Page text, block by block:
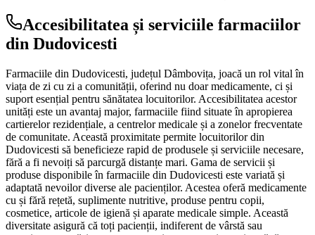
Accesibilitatea și serviciile farmaciilor
din Dudovicesti
Farmaciile din Dudovicesti, județul Dâmbovița, joacă un rol vital în
viața de zi cu zi a comunității, oferind nu doar medicamente, ci și
suport esențial pentru sănătatea locuitorilor. Accesibilitatea acestor
unități este un avantaj major, farmaciile fiind situate în apropierea
cartierelor rezidențiale, a centrelor medicale și a zonelor frecventate
de comunitate. Această proximitate permite locuitorilor din
Dudovicesti să beneficieze rapid de produsele și serviciile necesare,
fără a fi nevoiți să parcurgă distanțe mari. Gama de servicii și
produse disponibile în farmaciile din Dudovicesti este variată și
adaptată nevoilor diverse ale pacienților. Acestea oferă medicamente
cu și fără rețetă, suplimente nutritive, produse pentru copii,
cosmetice, articole de igienă și aparate medicale simple. Această
diversitate asigură că toți pacienții, indiferent de vârstă sau